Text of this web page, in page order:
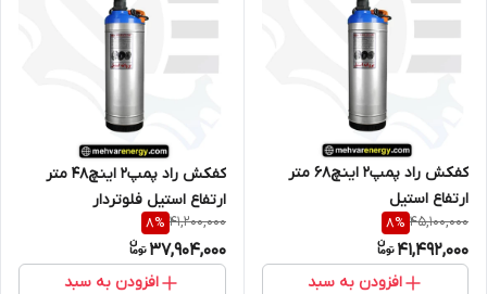
کفکش راد پمپ2 اینچ68 متر
ارتفاع استیل
45,100,000
8%
41,492,000
افزودن به سبد
کفکش راد پمپ2 اینچ48 متر
ارتفاع استیل فلوتردار
41,200,000
8%
37,904,000
افزودن به سبد